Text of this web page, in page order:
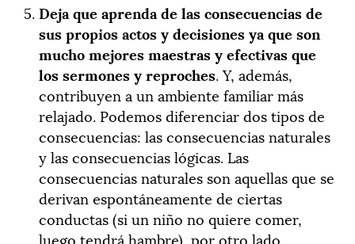
Deja que aprenda de las consecuencias de
sus propios actos y decisiones ya que son
mucho mejores maestras y efectivas que
los sermones y reproches. Y, además,
contribuyen a un ambiente familiar más
relajado. Podemos diferenciar dos tipos de
consecuencias: las consecuencias naturales
y las consecuencias lógicas. Las
consecuencias naturales son aquellas que se
derivan espontáneamente de ciertas
conductas (si un niño no quiere comer,
luego tendrá hambre), por otro lado